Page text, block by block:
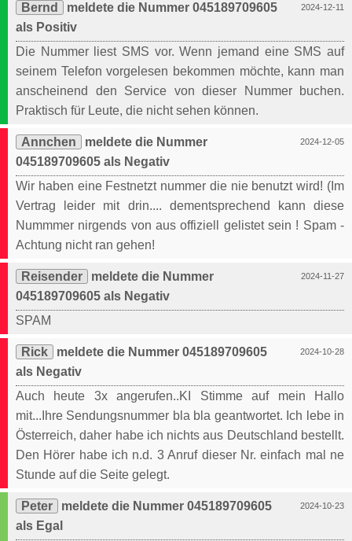
2024-12-11
Bernd
meldete die Nummer 045189709605
als Positiv
Die Nummer liest SMS vor. Wenn jemand eine SMS auf
seinem Telefon vorgelesen bekommen möchte, kann man
anscheinend den Service von dieser Nummer buchen.
Praktisch für Leute, die nicht sehen können.
2024-12-05
Annchen
meldete die Nummer
045189709605 als Negativ
Wir haben eine Festnetzt nummer die nie benutzt wird! (Im
Vertrag leider mit drin.... dementsprechend kann diese
Nummmer nirgends von aus offiziell gelistet sein ! Spam -
Achtung nicht ran gehen!
2024-11-27
Reisender
meldete die Nummer
045189709605 als Negativ
SPAM
2024-10-28
Rick
meldete die Nummer 045189709605
als Negativ
Auch heute 3x angerufen..KI Stimme auf mein Hallo
mit...Ihre Sendungsnummer bla bla geantwortet. Ich lebe in
Österreich, daher habe ich nichts aus Deutschland bestellt.
Den Hörer habe ich n.d. 3 Anruf dieser Nr. einfach mal ne
Stunde auf die Seite gelegt.
2024-10-23
Peter
meldete die Nummer 045189709605
als Egal